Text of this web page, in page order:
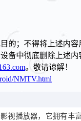
的；不得将上述内
备中彻底删除上述
。敬请谅解！
NMTV.html
视播放器，它拥有丰